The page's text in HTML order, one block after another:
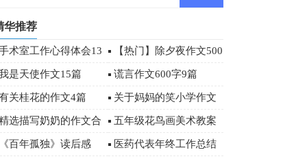
华推荐
术室工作心得体会13 【热门】除夕夜作文500
字合集6篇
是天使作文15篇 谎言作文600字9篇
关桂花的作文4篇 关于妈妈的笑小学作文
400字集锦十篇
选描写奶奶的作文合
五篇
五年级花鸟画美术教案
设计
百年孤独》读后感 医药代表年终工作总结